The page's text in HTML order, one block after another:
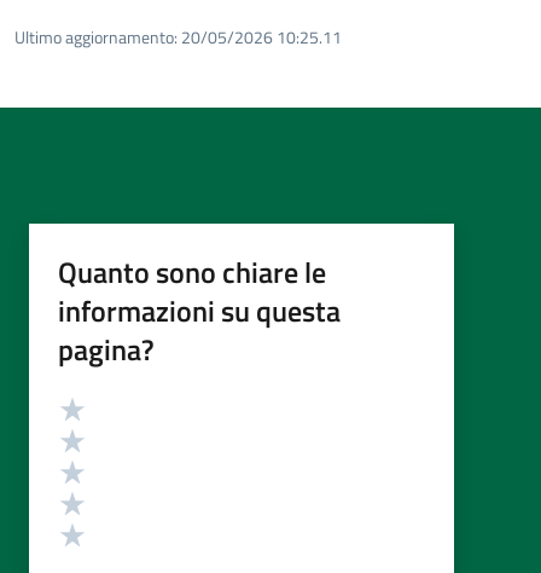
Ultimo aggiornamento: 20/05/2026 10:25.11
Quanto sono chiare le
informazioni su questa
pagina?
Valutazione